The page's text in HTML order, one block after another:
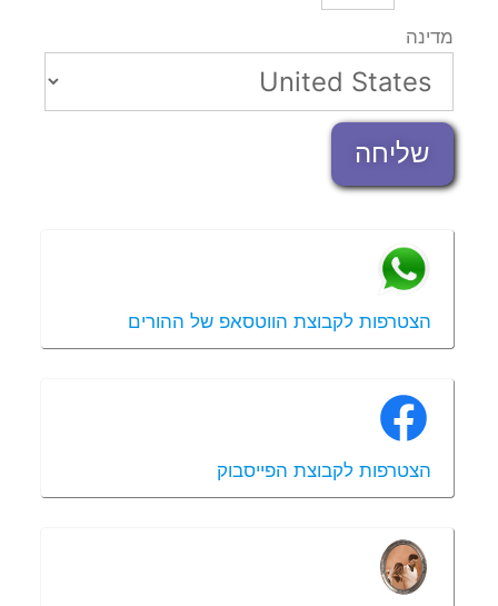
מדינה
שליחה
הצטרפות לקבוצת הווטסאפ של ההורים
הצטרפות לקבוצת הפייסבוק